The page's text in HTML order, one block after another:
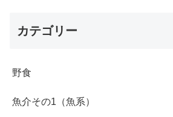
カテゴリー
野食
魚介その1（魚系）